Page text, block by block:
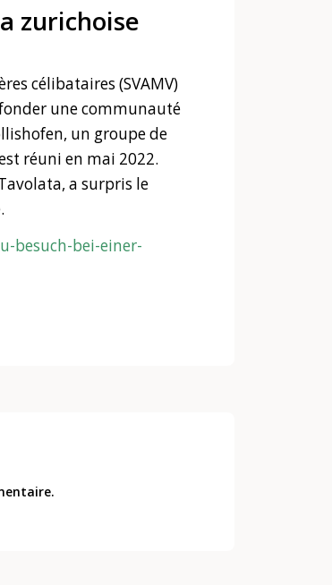
zurichoise
célibataires (SVAMV)
une communauté
un groupe de
réuni en mai 2022.
a surpris le
besuch-bei-einer-